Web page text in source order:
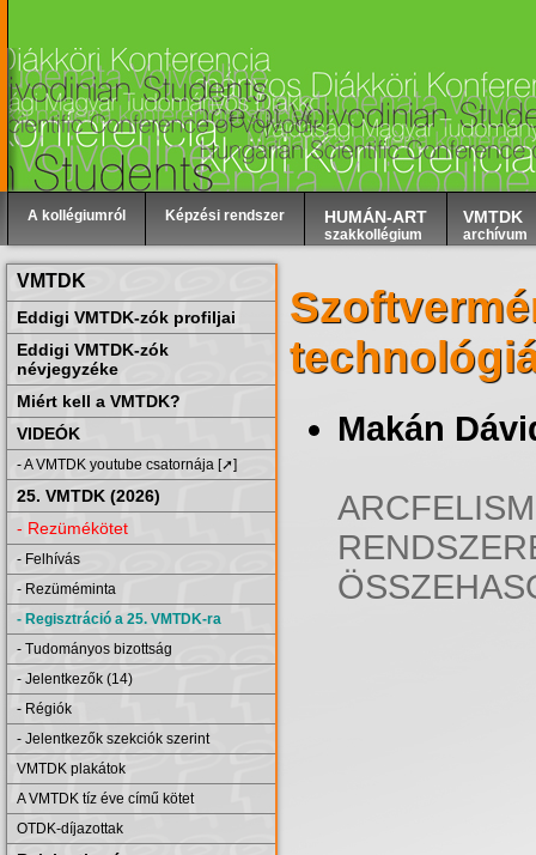
A kollégiumról Képzési rendszer HUMÁN-ART
szakkollégium
VMTDK
archívum
VMTDK
Eddigi VMTDK-zók profiljai
Eddigi VMTDK-zók
névjegyzéke
Miért kell a VMTDK?
VIDEÓK
- A VMTDK youtube csatornája [➚]
25. VMTDK (2026)
- Rezümékötet
- Felhívás
- Rezüméminta
- Regisztráció a 25. VMTDK-ra
- Tudományos bizottság
- Jelentkezők (14)
- Régiók
- Jelentkezők szekciók szerint
VMTDK plakátok
A VMTDK tíz éve című kötet
OTDK-díjazottak
Makán